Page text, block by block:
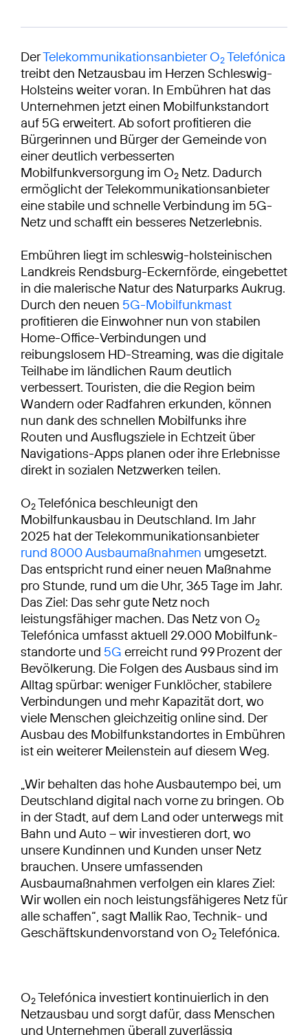
DerTelekommunikationsanbieter O2Telefónica
treibt den Netzausbau im Herzen Schleswig-
Holsteins weiter voran. In Embühren hat das
Unternehmen jetzt einen Mobilfunkstandort
auf 5G erweitert. Ab sofort profitieren die
Bürgerinnen und Bürger der Gemeinde von
einer deutlich verbesserten
Mobilfunkversorgung im O2 Netz. Dadurch
ermöglicht der Telekommunikationsanbieter
eine stabile und schnelle Verbindung im 5G-
Netz und schafft ein besseres Netzerlebnis.
Embühren liegt im schleswig-holsteinischen
Landkreis Rendsburg-Eckernförde, eingebettet
in die malerische Natur des Naturparks Aukrug.
Durch den neuen 5G-Mobilfunkmast
profitieren die Einwohner nun von stabilen
Home-Office-Verbindungen und
reibungslosem HD-Streaming, was die digitale
Teilhabe im ländlichen Raum deutlich
verbessert. Touristen, die die Region beim
Wandern oder Radfahren erkunden, können
nun dank des schnellen Mobilfunks ihre
Routen und Ausflugsziele in Echtzeit über
Navigations-Apps planen oder ihre Erlebnisse
direkt in sozialen Netzwerken teilen.
O2Telefónica beschleunigt den
Mobilfunkausbau in Deutschland. Im Jahr
2025 hat der Telekommunikationsanbieter
rund 8000 Ausbaumaßnahmen umgesetzt.
Das entspricht rund einer neuen Maßnahme
pro Stunde, rund um die Uhr, 365 Tage im Jahr.
Das Ziel: Das sehr gute Netz noch
leistungsfähiger machen. Das Netz von O2
Telefónica umfasst aktuell 29.000 Mobilfunk­
standorte und 5G erreicht rund 99 Prozent der
Bevölkerung. Die Folgen des Ausbaus sind im
Alltag spürbar: weniger Funklöcher, stabilere
Verbindungen und mehr Kapazität dort, wo
viele Menschen gleichzeitig online sind. Der
Ausbau des Mobilfunkstandortes in Embühren
ist ein weiterer Meilenstein auf diesem Weg.
„Wir behalten das hohe Ausbautempo bei, um
Deutschland digital nach vorne zu bringen. Ob
in der Stadt, auf dem Land oder unterwegs mit
Bahn und Auto – wir investieren dort, wo
unsere Kundinnen und Kunden unser Netz
brauchen. Unsere umfassenden
Ausbaumaßnahmen verfolgen ein klares Ziel:
Wir wollen ein noch leistungsfähigeres Netz für
alle schaffen“, sagt Mallik Rao, Technik- und
Geschäftskundenvorstand von O2Telefónica.
O2Telefónica investiert kontinuierlich in den
Netzausbau und sorgt dafür, dass Menschen
und Unternehmen überall zuverlässig